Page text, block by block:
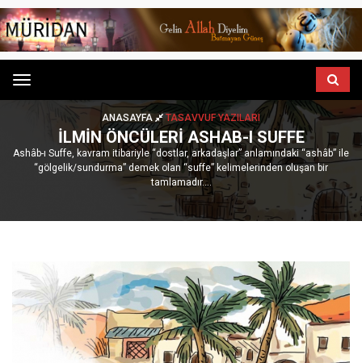
Menu
ANASAYFA TASAVVUF YAZILARI
İLMIN ÖNCÜLERI ASHAB-I SUFFE
Ashâb-ı Suffe, kavram itibariyle “dostlar, arkadaşlar” anlamındaki “ashâb” ile
“gölgelik/sundurma” demek olan “suffe” kelimelerinden oluşan bir
tamlamadır....